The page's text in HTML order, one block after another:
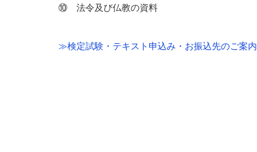
⑩ 法令及び仏教の資料
≫検定試験・テキスト申込み・お振込先のご案内